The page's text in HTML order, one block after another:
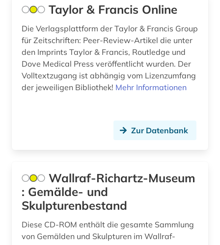
albert (1)
albert (1879-1955) (1)
alberto caeiro (1)
albertus, magnus, heiliger | katholischer
theologe; bischof; philosoph; alchemist;
naturwissenschaftler; heiliger (1)
alexander von humboldt (2)
alexandr s. (1)
alf laila wa-laila (1)
Spanien (24)
Suedamerika (58)
Suedasien (11)
Suedostasien (12)
Suedosteuropa (21)
Tschechische Republik (10)
Tuerkei (11)
Ukraine (25)
Unbekannt (1)
Ungarn (15)
Taylor & Francis Online
Die Verlagsplattform der Taylor & Francis Group
für Zeitschriften: Peer-Review-Artikel die unter
den Imprints Taylor & Francis, Routledge und
Dove Medical Press veröffentlicht wurden. Der
Volltextzugang ist abhängig vom Lizenzumfang
der jeweiligen Bibliothek! Mehr Informationen
Zur Datenbank
Wallraf-Richartz-Museum
: Gemälde- und
Skulpturenbestand
Diese CD-ROM enthält die gesamte Sammlung
von Gemälden und Skulpturen im Wallraf-